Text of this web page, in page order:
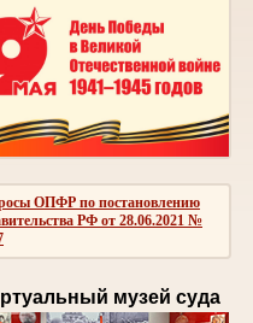
ОПФР по постановлению
РФ от 28.06.2021 №
музей суда